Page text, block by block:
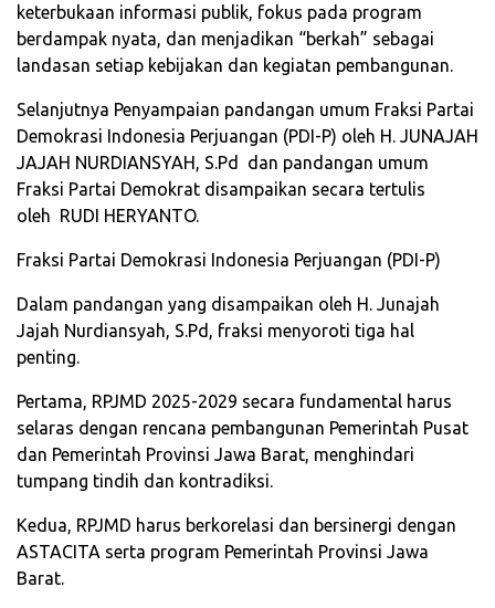
keterbukaan informasi publik, fokus pada program
berdampak nyata, dan menjadikan “berkah” sebagai
landasan setiap kebijakan dan kegiatan pembangunan.
Selanjutnya Penyampaian pandangan umum Fraksi Partai
Demokrasi Indonesia Perjuangan (PDI-P) oleh H. JUNAJAH
JAJAH NURDIANSYAH, S.Pd dan pandangan umum
Fraksi Partai Demokrat disampaikan secara tertulis
oleh RUDI HERYANTO.
Fraksi Partai Demokrasi Indonesia Perjuangan (PDI-P)
Dalam pandangan yang disampaikan oleh H. Junajah
Jajah Nurdiansyah, S.Pd, fraksi menyoroti tiga hal
penting.
Pertama, RPJMD 2025-2029 secara fundamental harus
selaras dengan rencana pembangunan Pemerintah Pusat
dan Pemerintah Provinsi Jawa Barat, menghindari
tumpang tindih dan kontradiksi.
Kedua, RPJMD harus berkorelasi dan bersinergi dengan
ASTACITA serta program Pemerintah Provinsi Jawa
Barat.